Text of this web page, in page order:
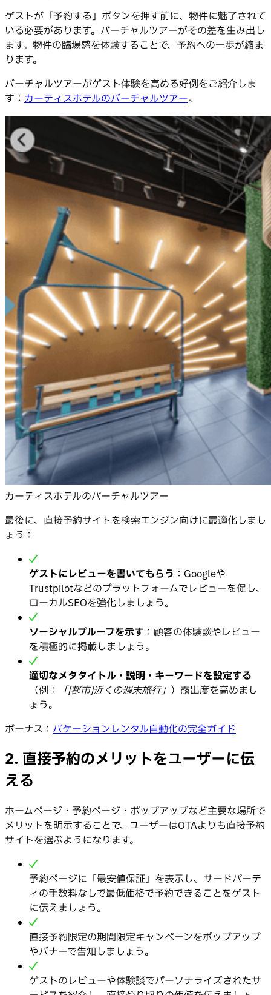
ゲストが「予約する」ボタンを押す前に、物件に魅了されて
いる必要があります。バーチャルツアーがその差を生み出し
ます。物件の臨場感を体験することで、予約への一歩が縮ま
ります。
バーチャルツアーがゲスト体験を高める好例をご紹介しま
す： カーティスホテルのバーチャルツアー。
カーティスホテルのバーチャルツアー
最後に、直接予約サイトを検索エンジン向けに最適化しまし
ょう：
ゲストにレビューを書いてもらう ：Googleや
Trustpilotなどのプラットフォームでレビューを促し、
ローカルSEOを強化しましょう。
ソーシャルプルーフを示す ：顧客の体験談やレビュー
を積極的に掲載しましょう。
適切なメタタイトル・説明・キーワードを設定する
（例：
「[都市]近くの週末旅行」 ）露出度を高めまし
ょう。
ボーナス： バケーションレンタル自動化の完全ガイド
2. 直接予約のメリットをユーザーに伝
える
ホームページ・予約ページ・ポップアップなど主要な場所で
メリットを明示することで、ユーザーはOTAよりも直接予約
サイトを選ぶようになります。
予約ページに「最安値保証」を表示し、サードパーテ
ィの手数料なしで最低価格で予約できることをゲスト
に伝えましょう。
直接予約限定の期間限定キャンペーンをポップアップ
やバナーで告知しましょう。
ゲストのレビューや体験談でパーソナライズされたサ